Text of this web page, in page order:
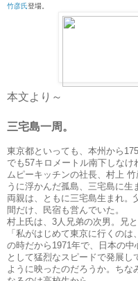
竹彦氏登場
本文より～
三宅島一周。
東京都といっても、本州から
でも57キロメートル南下しな
ムピーキッチンの社長、村上
うに浮かんだ孤島、三宅島に生
両親は、ともに三宅島生まれ
間だけ、民宿も営んでいた。
村上氏は、3人兄弟の次男。兄
「私がはじめて東京に行くの
の時だから1971年で、日本の
として猛烈なスピードで発展
ように映ったのだろうか。ちな